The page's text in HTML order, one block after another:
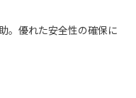
。優れた安全性の確保に